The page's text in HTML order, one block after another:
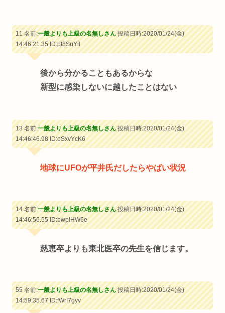
11 名前:一般よりも上級の名無しさん投稿日時:2020/01/24(金)
14:46:21.35ID:pt8SuYil
後から分かることもあるからな
新型に感染しないに越したことはない
13 名前:一般よりも上級の名無しさん投稿日時:2020/01/24(金)
14:46:46.98ID:oSxvYcK6
地球にUFOが平井氏だしたらやばい状況
14 名前:一般よりも上級の名無しさん投稿日時:2020/01/24(金)
14:46:56.55ID:bwpiHW6e
慈恵卒よりも東北医卒の先生を信じます。
55 名前:一般よりも上級の名無しさん投稿日時:2020/01/24(金)
14:59:35.67ID:fWrI7gyv